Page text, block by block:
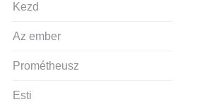
Kezd
Az ember
Prométheusz
Esti